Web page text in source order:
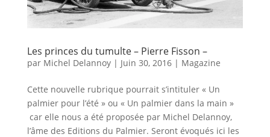
Les princes du tumulte – Pierre Fisson –
par Michel Delannoy| Juin 30, 2016| Magazine
Cette nouvelle rubrique pourrait s’intituler « Un
palmier pour l’été » ou « Un palmier dans la main »
car elle nous a été proposée par Michel Delannoy,
l’âme des Editions du Palmier. Seront évoqués ici les